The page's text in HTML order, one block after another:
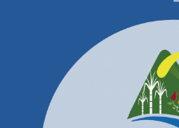
Productos y Servicios
Convocatorias Precalificación